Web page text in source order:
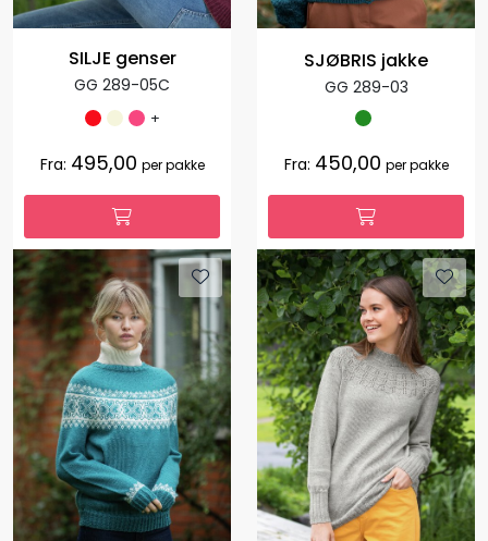
SILJE genser
GG 289-05C
+
Fra: 495,00 per pakke
SJØBRIS jakke
GG 289-03
Fra: 450,00 per pakke